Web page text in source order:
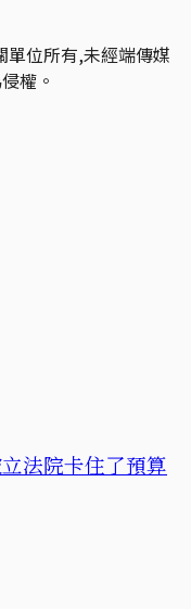
單位所有,未經端傳媒
權。
法院卡住了預算